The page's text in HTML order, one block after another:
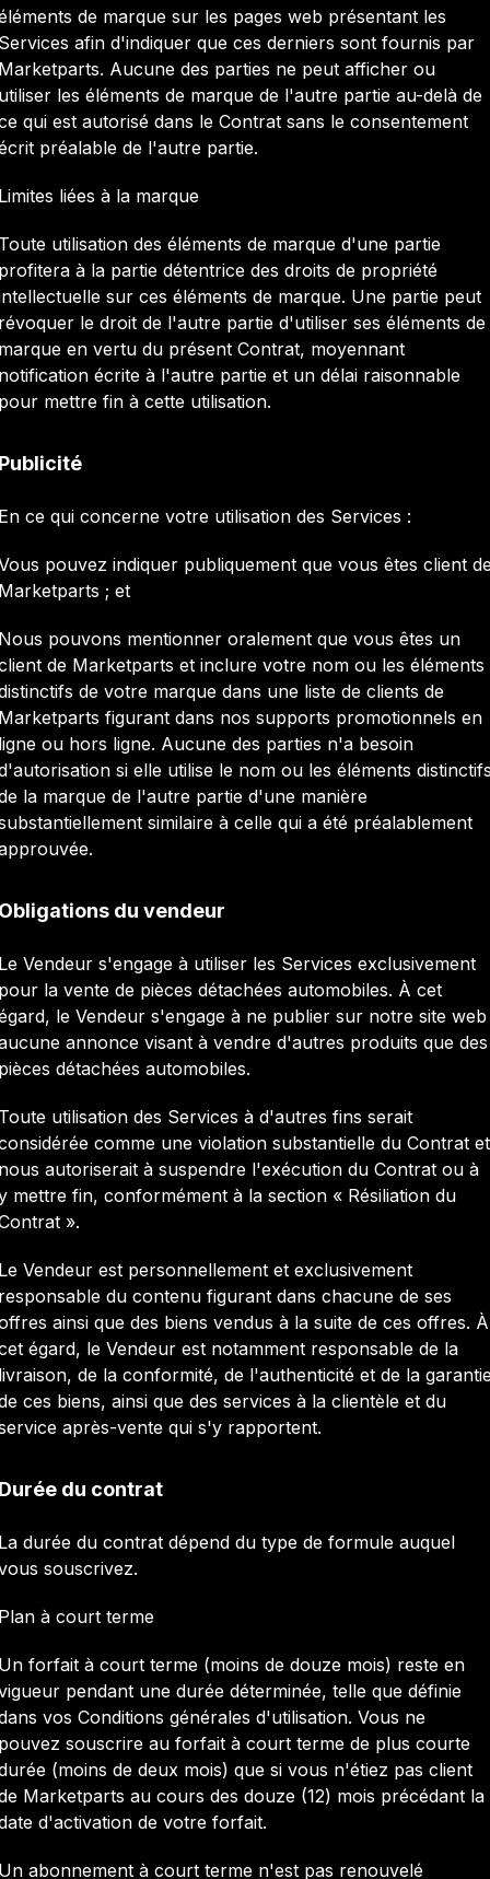
de marque sur les pages web présentant les
afin d'indiquer que ces derniers sont fournis par
Aucune des parties ne peut afficher ou
les éléments de marque de l'autre partie au-delà de
qui est autorisé dans le Contrat sans le consentement
préalable de l'autre partie.
liées à la marque
utilisation des éléments de marque d'une partie
à la partie détentrice des droits de propriété
sur ces éléments de marque. Une partie peut
le droit de l'autre partie d'utiliser ses éléments de
en vertu du présent Contrat, moyennant
écrite à l'autre partie et un délai raisonnable
mettre fin à cette utilisation.
ce qui concerne votre utilisation des Services :
pouvez indiquer publiquement que vous êtes client
; et
pouvons mentionner oralement que vous êtes un
de Marketparts et inclure votre nom ou les éléments
de votre marque dans une liste de clients de
figurant dans nos supports promotionnels en
ou hors ligne. Aucune des parties n'a besoin
si elle utilise le nom ou les éléments
la marque de l'autre partie d'une manière
similaire à celle qui a été préalablement
du vendeur
Vendeur s'engage à utiliser les Services exclusivement
la vente de pièces détachées automobiles. À cet
le Vendeur s'engage à ne publier sur notre site web
annonce visant à vendre d'autres produits que des
détachées automobiles.
utilisation des Services à d'autres fins serait
comme une violation substantielle du Contrat et
autoriserait à suspendre l'exécution du Contrat ou à
mettre fin, conformément à la section « Résiliation du
».
Vendeur est personnellement et exclusivement
du contenu figurant dans chacune de ses
ainsi que des biens vendus à la suite de ces offres. À
égard, le Vendeur est notamment responsable de la
de la conformité, de l'authenticité et de la
ces biens, ainsi que des services à la clientèle et du
après-vente qui s'y rapportent.
du contrat
durée du contrat dépend du type de formule auquel
souscrivez.
à court terme
forfait à court terme (moins de douze mois) reste en
pendant une durée déterminée, telle que définie
vos Conditions générales d'utilisation. Vous ne
souscrire au forfait à court terme de plus courte
(moins de deux mois) que si vous n'étiez pas client
Marketparts au cours des douze (12) mois précédant la
d'activation de votre forfait.
abonnement à court terme n'est pas renouvelé